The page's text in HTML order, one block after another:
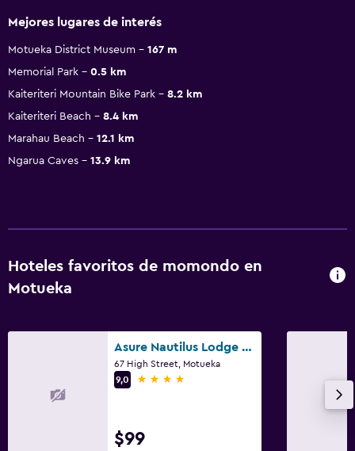
Mejores lugares de interés
Motueka District Museum
167 m
Memorial Park
0.5 km
Kaiteriteri Mountain Bike Park
8.2 km
Kaiteriteri Beach
8.4 km
Marahau Beach
12.1 km
Ngarua Caves
13.9 km
Hoteles favoritos de momondo en
Motueka
Asure Nautilus Lodge Motel
67 High Street, Motueka
9,0
4 estrellas
$99